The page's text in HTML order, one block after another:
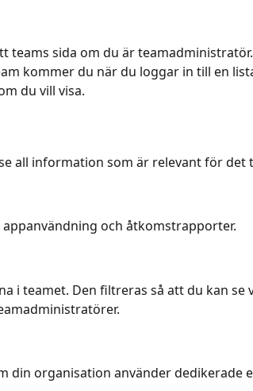
teams sida om du är
kommer du när du loggar in till en
du vill visa.
all information som är relevant för det
och åtkomstrapporter.
i teamet. Den filtreras så att du kan se
din organisation använder dedikerade